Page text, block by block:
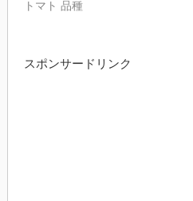
トマト 品種
スポンサードリンク